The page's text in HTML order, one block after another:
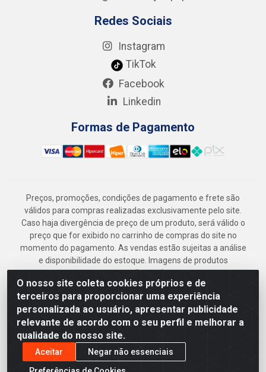
O nosso site coleta cookies próprios e de
terceiros para proporcionar uma experiência
personalizada ao usuário, apresentar publicidade
relevante de acordo com o seu perfil e melhorar a
qualidade do nosso site.
Aceitar
Negar não essenciais
Redes Sociais
Instagram
TikTok
Facebook
Linkedin
Formas de Pagamento
Preços, promoções, condições de pagamento e frete são
válidos para compras realizadas exclusivamente pelo site.
Caso haja divergência de preço de um produto, será válido o
preço que for exibido no carrinho de compras do site no
momento do pagamento. As vendas estão sujeitas a análise
e disponibilidade do estoque. Imagens de produtos
meramente ilustrativas.
Armazém Jenipapo Materiais de Construção em Geral
LTDA - Rua das Flores, 2691 - Guabiraba, Recife/PE - CEP
52.291-630 - CNPJ 41.097.379/0001-